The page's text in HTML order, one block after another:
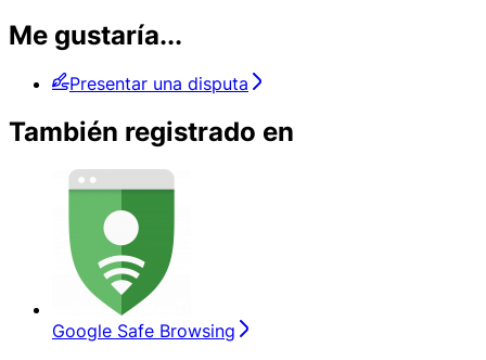
Me gustaría...
Presentar una disputa
También registrado en
Google Safe Browsing